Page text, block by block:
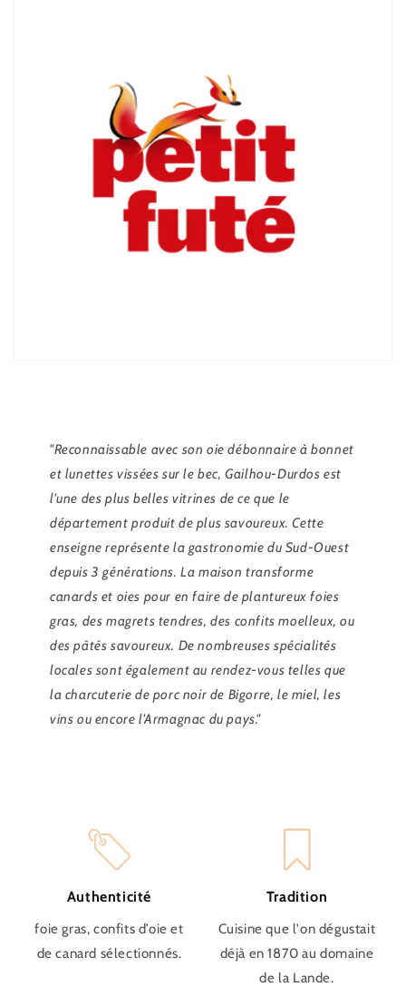
"Reconnaissable avec son oie débonnaire à bonnet
et lunettes vissées sur le bec, Gailhou-Durdos est
l'une des plus belles vitrines de ce que le
département produit de plus savoureux. Cette
enseigne représente la gastronomie du Sud-Ouest
depuis 3 générations. La maison transforme
canards et oies pour en faire de plantureux foies
gras, des magrets tendres, des confits moelleux, ou
des pâtés savoureux. De nombreuses spécialités
locales sont également au rendez-vous telles que
la charcuterie de porc noir de Bigorre, le miel, les
vins ou encore l'Armagnac du pays."
Authenticité
foie gras, confits d’oie et
de canard sélectionnés.
Tradition
Cuisine que l'on dégustait
déjà en 1870 au domaine
de la Lande.